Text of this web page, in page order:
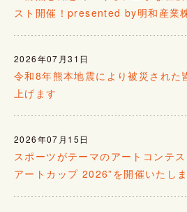
スト開催！presented by明和産業
2026年07月31日
令和8年熊本地震により被災された
上げます
2026年07月15日
スポーツがテーマのアートコンテ
アートカップ 2026”を開催いたしま